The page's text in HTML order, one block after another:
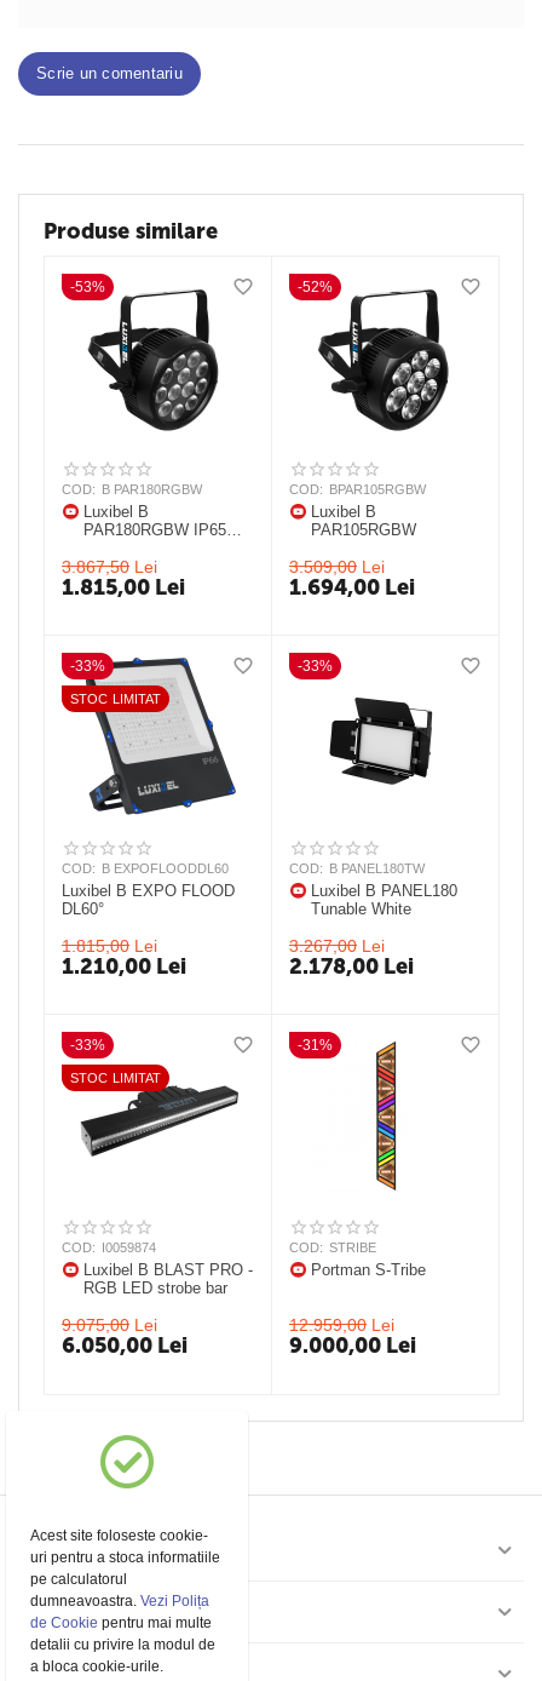
Scrie un comentariu
Produse similare
-53%
COD: B PAR180RGBW
Luxibel B
PAR180RGBW IP65
3.867,50 Lei
1.815,00 Lei
-52%
COD: BPAR105RGBW
Luxibel B
PAR105RGBW
3.509,00 Lei
1.694,00 Lei
-33%
STOC LIMITAT
COD: B EXPOFLOODDL60
Luxibel B EXPO FLOOD
DL60°
1.815,00 Lei
1.210,00 Lei
-33%
COD: B PANEL180TW
Luxibel B PANEL180
Tunable White
3.267,00 Lei
2.178,00 Lei
-33%
STOC LIMITAT
COD: I0059874
Luxibel B BLAST PRO -
RGB LED strobe bar
9.075,00 Lei
6.050,00 Lei
-31%
COD: STRIBE
Portman S-Tribe
12.959,00 Lei
9.000,00 Lei
Contul meu
Pagini
Contact
Acest site foloseste cookie-
uri pentru a stoca informatiile
pe calculatorul
dumneavoastra.Vezi Polița
de Cookie pentru mai multe
detalii cu privire la modul de
a bloca cookie-urile.